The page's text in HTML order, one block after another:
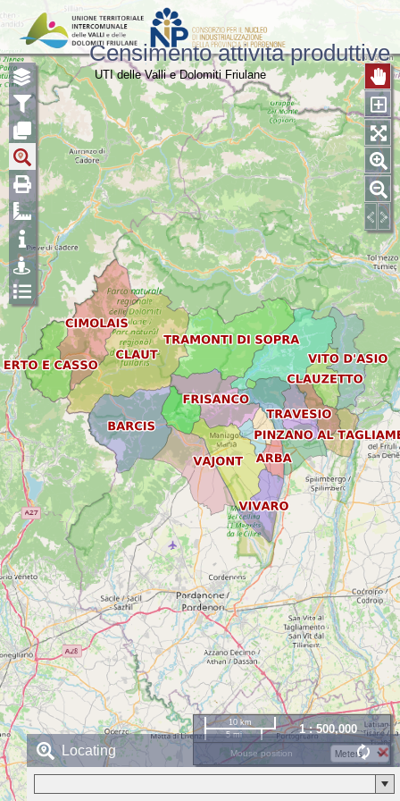
Censimento attività produttive
UTI delle Valli e Dolomiti Friulane
Locating
10 km
5 mi
1 : 500,000
Mouse position